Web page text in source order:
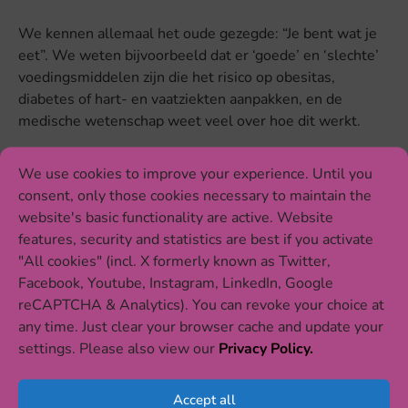
We use cookies to improve your experience. Until you
consent, only those cookies necessary to maintain the
website's basic functionality are active. Website
features, security and statistics are best if you activate
"All cookies" (incl. X formerly known as Twitter,
Facebook, Youtube, Instagram, LinkedIn, Google
reCAPTCHA & Analytics). You can revoke your choice at
any time. Just clear your browser cache and update your
settings. Please also view our Privacy Policy.
Accept all
We kennen allemaal het oude gezegde: “Je bent wat je
eet”. We weten bijvoorbeeld dat er ‘goede’ en ‘slechte’
voedingsmiddelen zijn die het risico op obesitas,
diabetes of hart- en vaatziekten aanpakken, en de
medische wetenschap weet veel over hoe dit werkt.
invloed kan hebben op de manier waarop de hersenen
werken? Hier zijn we echter niet zo zeker van hoe het
werkt. Wat we weten is dat er overtuigend bewijs is van
een aanzienlijke impact – zowel schadelijk als
beschermend – van voedingscomponenten op gedrag
zoals impulsiviteit en compulsiviteit. Het is nog niet
duidelijk of specifieke (maar veel voorkomende)
voedingsinterventies ook daadwerkelijk werken. Wat
nog belangrijker is, we weten niet echt hoe groot de
impact (effectgrootte) van deze niet-farmacologische
interventies zal zijn, wat vragen oproept als: kunnen we